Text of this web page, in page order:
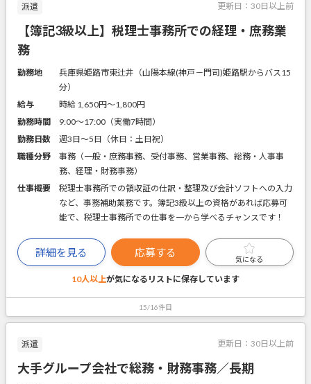
派遣 更新日： 30日以上前
【簿記3級以上】税理士事務所での経理・庶務業
務
勤務地
兵庫県姫路市東辻井（山陽本線(神戸－門司)姫路駅からバス15
分）
給与
時給 1,650円〜1,800円
勤務時間
9:00～17:00（実働7時間）
勤務日数
週3日～5日（休日：土日祝）
職種分野
事務（一般・庶務事務、受付事務、営業事務、総務・人事事
務、経理・財務事務）
仕事概要
税理士事務所での領収証の仕訳・整理及び会計ソフトへの入力
など、事務補助業務です。簿記3級以上の資格があれば応募可
能で、税理士事務所での仕事を一から学べるチャンスです！
詳細を見る 応募する
気になる
10人以上が気になるリストに保存しています
15/16件目
派遣 更新日： 30日以上前
大手グループ会社で総務・財務事務／長期